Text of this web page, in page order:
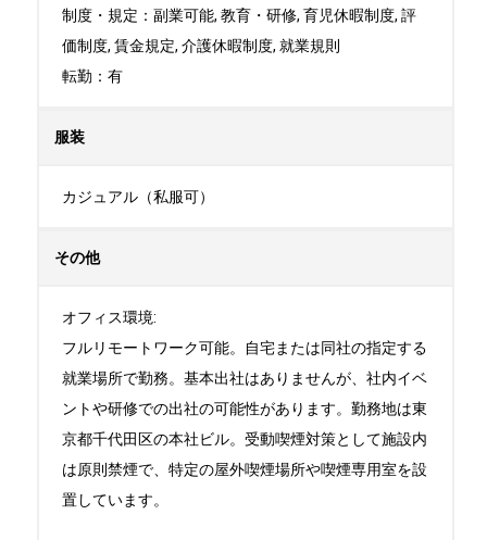
制度・規定：副業可能, 教育・研修, 育児休暇制度, 評
価制度, 賃金規定, 介護休暇制度, 就業規則
転勤：有
服装
カジュアル（私服可）
その他
オフィス環境:
フルリモートワーク可能。自宅または同社の指定する
就業場所で勤務。基本出社はありませんが、社内イベ
ントや研修での出社の可能性があります。勤務地は東
京都千代田区の本社ビル。受動喫煙対策として施設内
は原則禁煙で、特定の屋外喫煙場所や喫煙専用室を設
置しています。